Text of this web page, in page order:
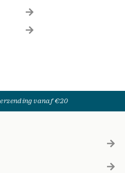
vanaf €20